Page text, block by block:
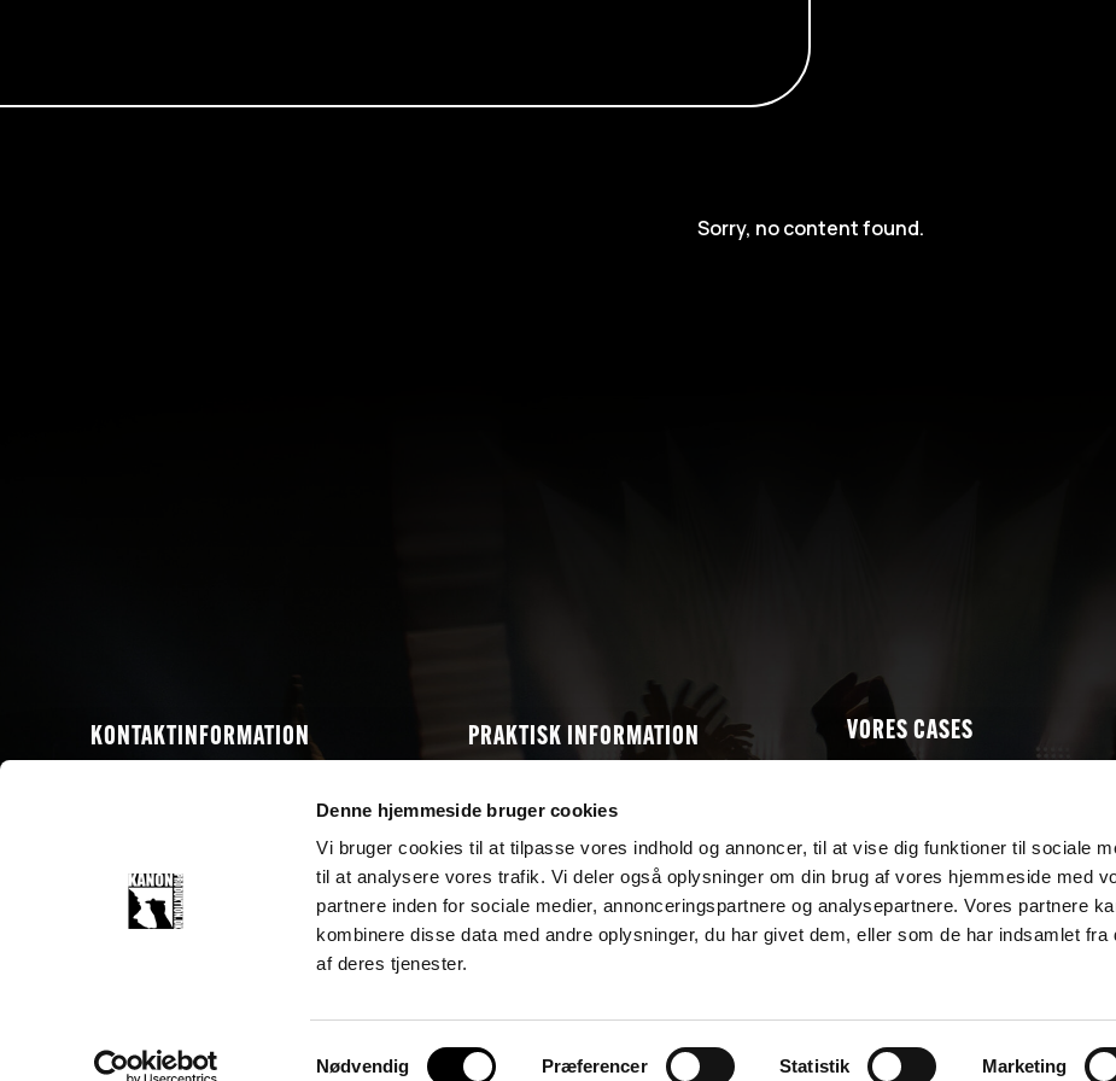
Denne hjemmeside bruger cookies
Vi bruger cookies til at tilpasse vores indhold og annoncer, til at vise dig funktioner til sociale
til at analysere vores trafik. Vi deler også oplysninger om din brug af vores hjemmeside med
partnere inden for sociale medier, annonceringspartnere og analysepartnere. Vores partnere
kombinere disse data med andre oplysninger, du har givet dem, eller som de har indsamlet fra
af deres tjenester.
Samtykkevalg
Nødvendig Præferencer Statistik Marketing
Sorry, no content found.
KONTAKTINFORMATION
CVR nr. 26905486
Cookiepolitik
PRAKTISK INFORMATION
Booking
Produktion
Kontakt
VORES CASES
Foredrag
P5live